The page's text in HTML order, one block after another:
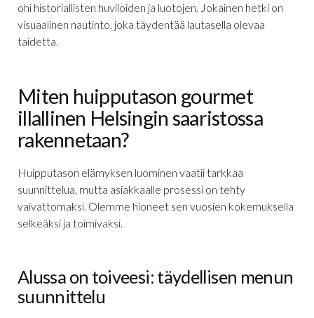
ohi historiallisten huviloiden ja luotojen. Jokainen hetki on
visuaalinen nautinto, joka täydentää lautasella olevaa
taidetta.
Miten huipputason gourmet
illallinen Helsingin saaristossa
rakennetaan?
Huipputason elämyksen luominen vaatii tarkkaa
suunnittelua, mutta asiakkaalle prosessi on tehty
vaivattomaksi. Olemme hioneet sen vuosien kokemuksella
selkeäksi ja toimivaksi.
Alussa on toiveesi: täydellisen menun
suunnittelu